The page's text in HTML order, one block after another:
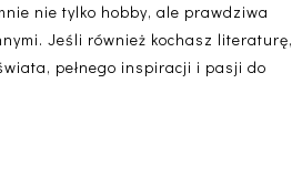
nie tylko hobby, ale prawdziwa
Jeśli również kochasz literaturę,
pełnego inspiracji i pasji do